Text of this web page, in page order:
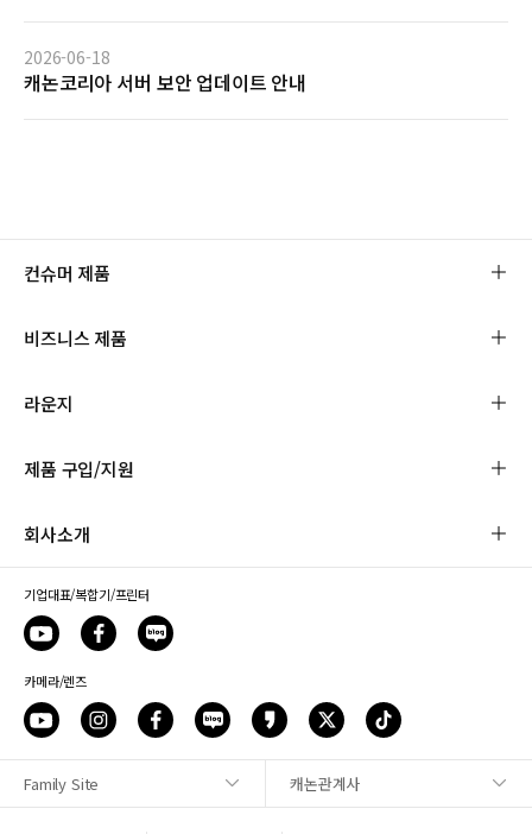
2026-06-18
캐논코리아 서버 보안 업데이트 안내
사이트맵
컨슈머 제품
비즈니스 제품
라운지
제품 구입/지원
회사소개
기업대표/복합기/프린터
카메라/렌즈
Family Site 캐논관계사